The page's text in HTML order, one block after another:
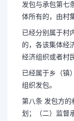
发包与承包第七
体所有的，由村
已经分别属于村
的，各该集体经
经济组织或者村
已经属于乡（镇
组织发包。
第八条 发包方的
划；（二）监督